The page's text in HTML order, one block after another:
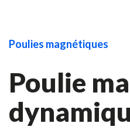
Poulies magnétiques
Poulie